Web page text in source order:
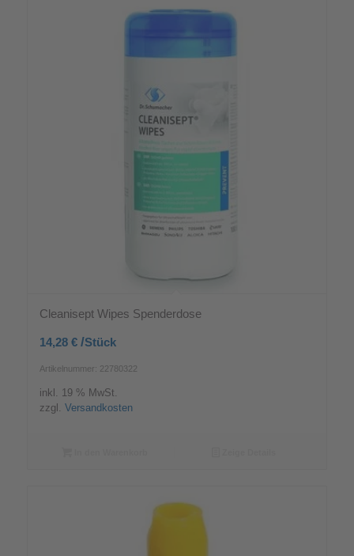
Cleanisept Wipes Spenderdose
14,28 € /Stück
Artikelnummer: 22780322
inkl. 19 % MwSt.
zzgl. Versandkosten